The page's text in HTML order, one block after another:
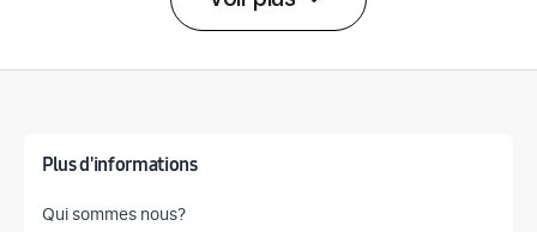
Plus d'informations
Qui sommes nous?